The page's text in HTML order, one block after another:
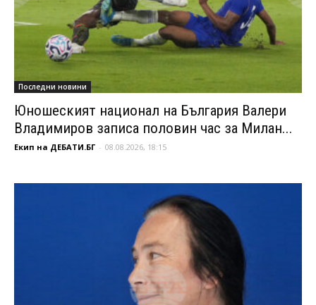
Последни новини
Юношеският национал на България Валери
Владимиров записа половин час за Милан...
Екип на ДЕБАТИ.БГ - 08.08.2026, 18:15